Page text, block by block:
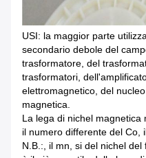
USI: la maggior parte
secondario debole del
trasformatore, del
trasformatori,
elettromagnetico, del
magnetica.
La lega di nichel magnetica
il numero differente del Co,
N.B.:, il mn, si del nichel